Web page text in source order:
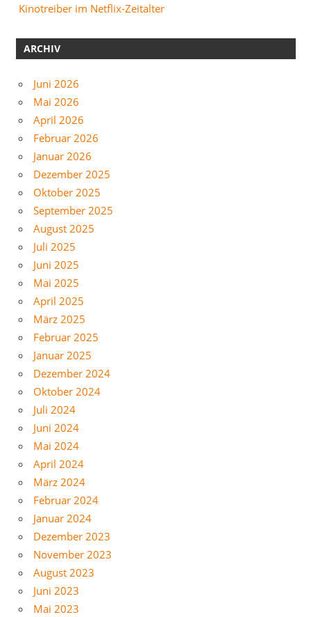
Kinotreiber im Netflix-Zeitalter
ARCHIV
Juni 2026
Mai 2026
April 2026
Februar 2026
Januar 2026
Dezember 2025
Oktober 2025
September 2025
August 2025
Juli 2025
Juni 2025
Mai 2025
April 2025
März 2025
Februar 2025
Januar 2025
Dezember 2024
Oktober 2024
Juli 2024
Juni 2024
Mai 2024
April 2024
März 2024
Februar 2024
Januar 2024
Dezember 2023
November 2023
August 2023
Juni 2023
Mai 2023